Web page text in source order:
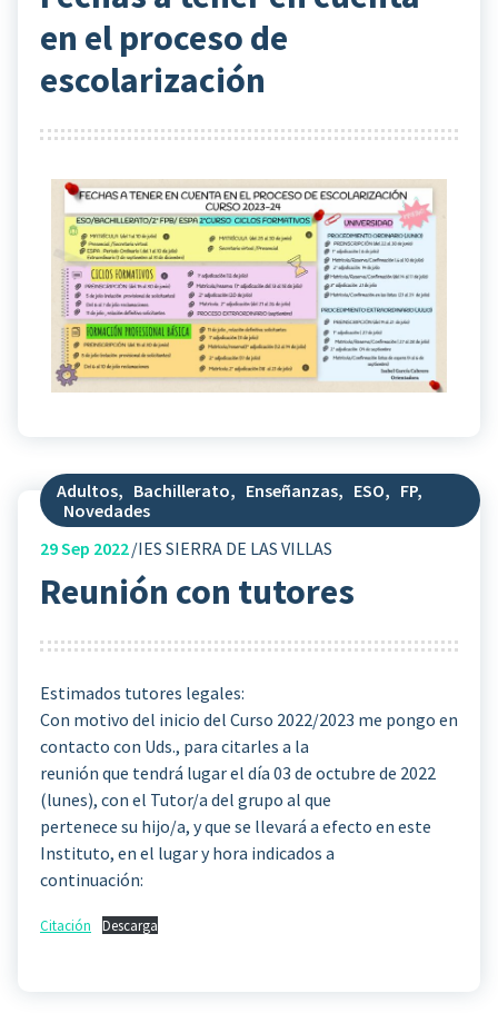
en el proceso de
escolarización
Adultos, Bachillerato, Enseñanzas, ESO, FP,
Novedades
29Sep 2022 IES SIERRA DE LAS VILLAS
Reunión con tutores
Estimados tutores legales:
Con motivo del inicio del Curso 2022/2023 me pongo en
contacto con Uds., para citarles a la
reunión que tendrá lugar el día 03 de octubre de 2022
(lunes), con el Tutor/a del grupo al que
pertenece su hijo/a, y que se llevará a efecto en este
Instituto, en el lugar y hora indicados a
continuación:
Citación Descarga